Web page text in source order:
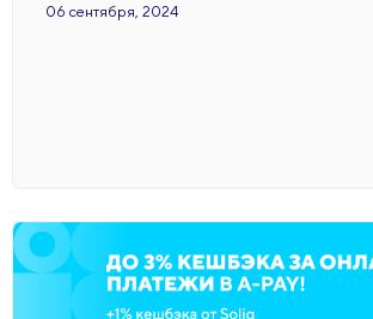
06 сентября, 2024